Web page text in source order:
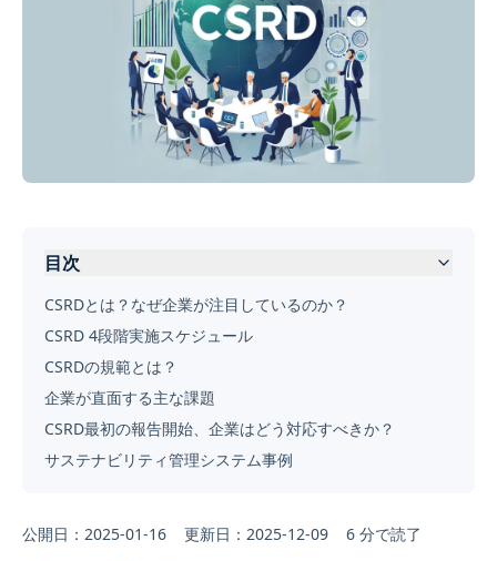
目次
CSRDとは？なぜ企業が注目しているのか？
CSRD 4段階実施スケジュール
CSRDの規範とは？
企業が直面する主な課題
CSRD最初の報告開始、企業はどう対応すべきか？
サステナビリティ管理システム事例
公開日：2025-01-16 更新日：2025-12-09
6 分で読了